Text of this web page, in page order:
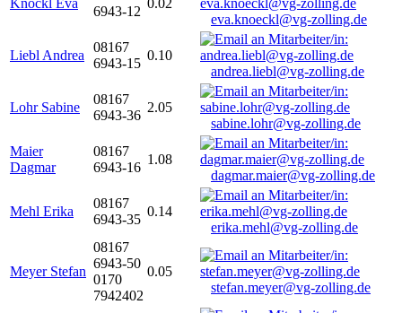
Knöckl Eva
6943-12
0.02
eva.knoeckl@vg-zolling.de
Liebl Andrea
08167
6943-15
0.10
andrea.liebl@vg-zolling.de
Lohr Sabine
08167
6943-36
2.05
sabine.lohr@vg-zolling.de
Maier
Dagmar
08167
6943-16
1.08
dagmar.maier@vg-zolling.de
Mehl Erika
08167
6943-35
0.14
erika.mehl@vg-zolling.de
Meyer Stefan
08167
6943-50
0170
7942402
0.05
stefan.meyer@vg-zolling.de